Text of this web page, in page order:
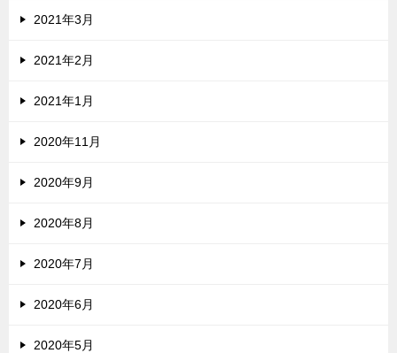
2021年3月
2021年2月
2021年1月
2020年11月
2020年9月
2020年8月
2020年7月
2020年6月
2020年5月